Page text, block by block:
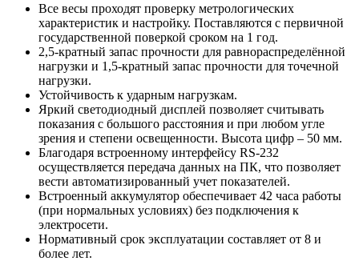
Все весы проходят проверку метрологических
характеристик и настройку. Поставляются с первичной
государственной поверкой сроком на 1 год.
2,5-кратный запас прочности для равнораспределённой
нагрузки и 1,5-кратный запас прочности для точечной
нагрузки.
Устойчивость к ударным нагрузкам.
Яркий светодиодный дисплей позволяет считывать
показания с большого расстояния и при любом угле
зрения и степени освещенности. Высота цифр – 50 мм.
Благодаря встроенному интерфейсу RS-232
осуществляется передача данных на ПК, что позволяет
вести автоматизированный учет показателей.
Встроенный аккумулятор обеспечивает 42 часа работы
(при нормальных условиях) без подключения к
электросети.
Нормативный срок эксплуатации составляет от 8 и
более лет.